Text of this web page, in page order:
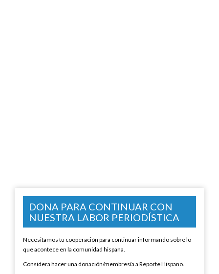
DONA PARA CONTINUAR CON
NUESTRA LABOR PERIODÍSTICA
Necesitamos tu cooperación para continuar informando sobre lo
que acontece en la comunidad hispana.
Considera hacer una donación/membresía a Reporte Hispano.